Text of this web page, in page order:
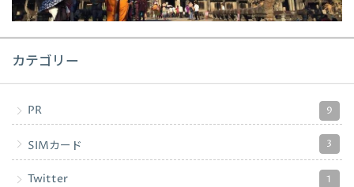
カテゴリー
PR 9
SIMカード 3
Twitter 1